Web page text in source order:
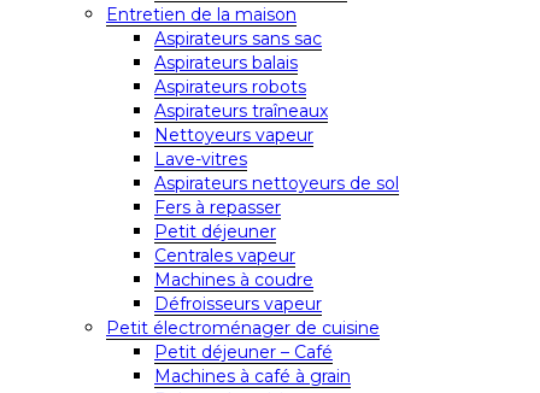
Entretien de la maison
Aspirateurs sans sac
Aspirateurs balais
Aspirateurs robots
Aspirateurs traîneaux
Nettoyeurs vapeur
Lave-vitres
Aspirateurs nettoyeurs de sol
Fers à repasser
Petit déjeuner
Centrales vapeur
Machines à coudre
Défroisseurs vapeur
Petit électroménager de cuisine
Petit déjeuner – Café
Machines à café à grain